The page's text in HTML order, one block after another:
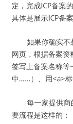
定，完成ICP备案
具体是展示ICP备
如果你确实不
网页，根据备案
签写上备案名称等
中……）、用<a>
每一家提供商
要流程是这样的：